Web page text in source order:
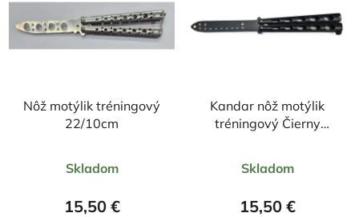
Nôž motýlik tréningový
22/10cm
hodnotenie
produktu
Skladom
15,50 €
Kandar nôž motýlik
tréningový Čierny
hodnotenie
produktu
Skladom
15,50 €